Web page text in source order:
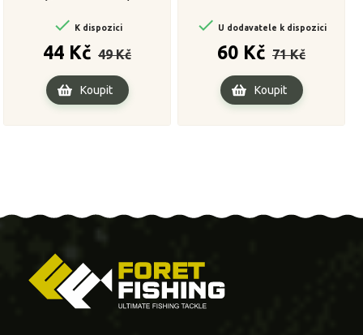
 K dispozici
44 Kč
cena
49 Kč
Koupit
 U dodavatele k dispozici
60 Kč
cena
71 Kč
Koupit